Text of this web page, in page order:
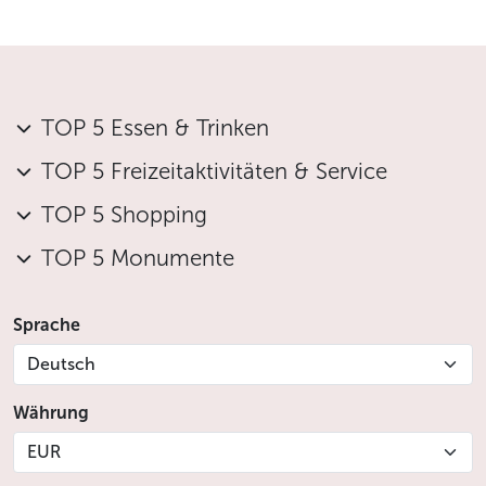
gebratener Roter und Gelber Rübe, frisch
gebackenes Brot
Altböhmischer Kartoffelpuffer
Graupen-Kuba
gegrillte Gemüsespießchen mit Sesam-Marinade,
serviert mit Kartoffelstampf
Glutenfreies Menü:
Nest von Blattsalaten, garniert mit Scheiben
gebratener Roter und Gelber Rübe, Käseschaum,
glutenfreies Brot
TOP 5 Essen & Trinken
TOP 5 Freizeitaktivitäten & Service
TOP 5 Shopping
TOP 5 Monumente
Sprache
Deutsch
Währung
EUR